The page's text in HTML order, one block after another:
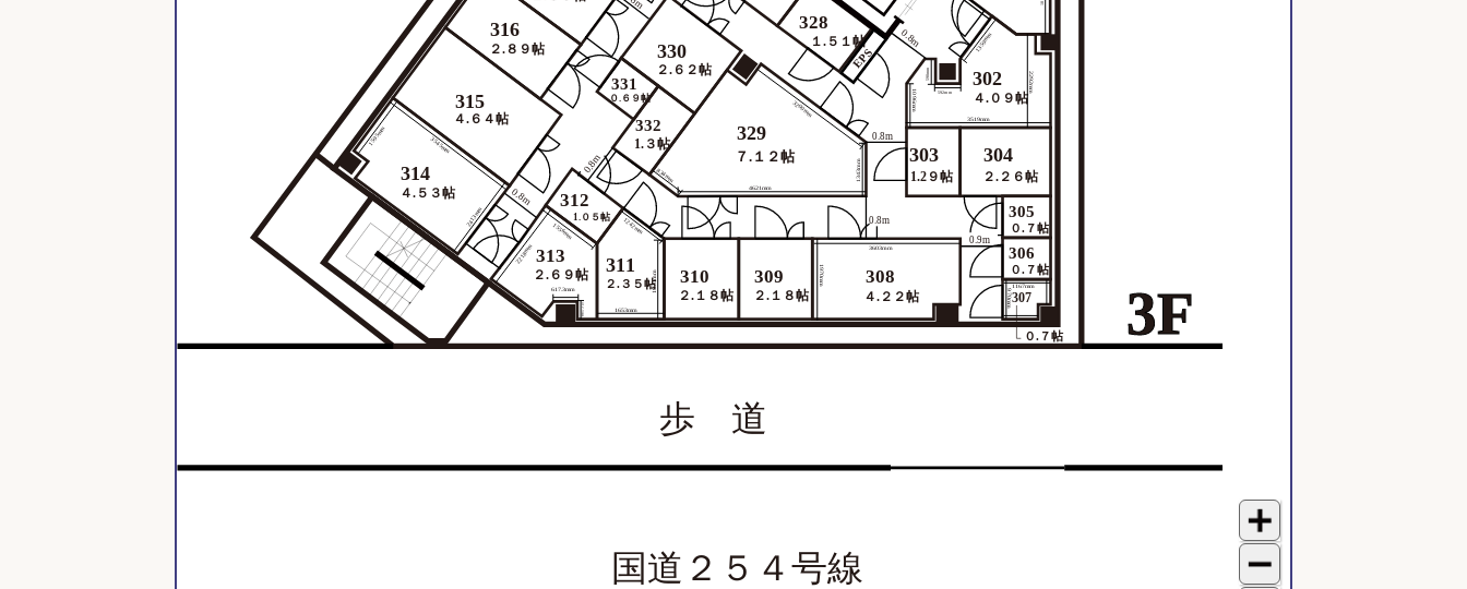
国道２５４号線
歩 道
EPS
303
305
306
307
304
302
316
315
314
313
312
332
331
330
328
329
311
310 309 308
７.１２帖
４.０９帖
４.２２帖
４.６４帖
４.５３帖
２.２６帖
２.６９帖
２.６２帖
２.１８帖
２.１８帖
２.８９帖
０.６９帖
１.５１帖
２.３５帖
０.７帖
０.７帖
０.７帖
1.2９帖
1.３帖
1.０５帖
4621mm
834mm
1242mm
1556mm
617.3mm
1595mm 3545mm
2413mm
3603mm
1970mm
970mm
1167mm
1343mm
3200mm
1653mm
1970mm
2218mm
412.3mm
3519mm
1096mm
2292mm
592mm
1359mm
590mm
0.8m
0.8m
0.8m
0.8m
0.9m
0.8m
3F